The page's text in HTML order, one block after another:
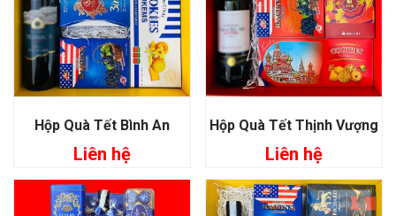
Hộp Quà Tết Bình An
Liên hệ
Hộp Quà Tết Thịnh Vượng
Liên hệ